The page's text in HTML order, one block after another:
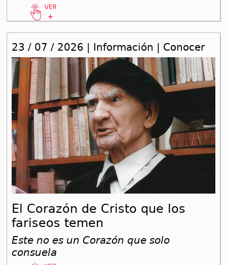
23 / 07 / 2026 | Información | Conocer
El Corazón de Cristo que los
fariseos temen
Este no es un Corazón que solo
consuela